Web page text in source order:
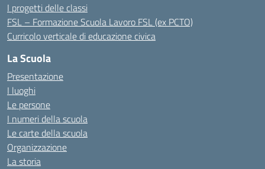
I progetti delle classi
FSL – Formazione Scuola Lavoro FSL (ex PCTO)
Curricolo verticale di educazione civica
La Scuola
Presentazione
I luoghi
Le persone
I numeri della scuola
Le carte della scuola
Organizzazione
La storia